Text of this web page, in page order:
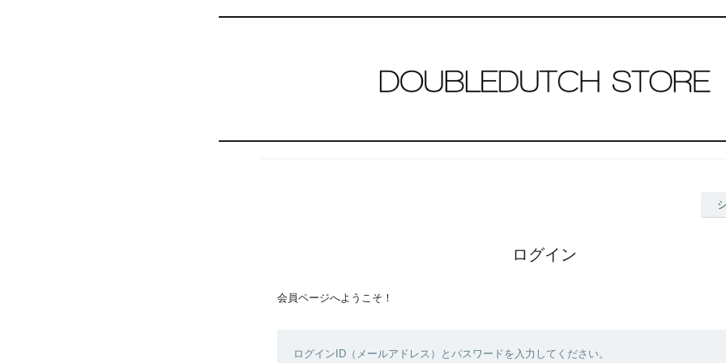
ログイン
会員ページへようこそ！
ログインID（メールアドレス）とパスワードを入力してください。